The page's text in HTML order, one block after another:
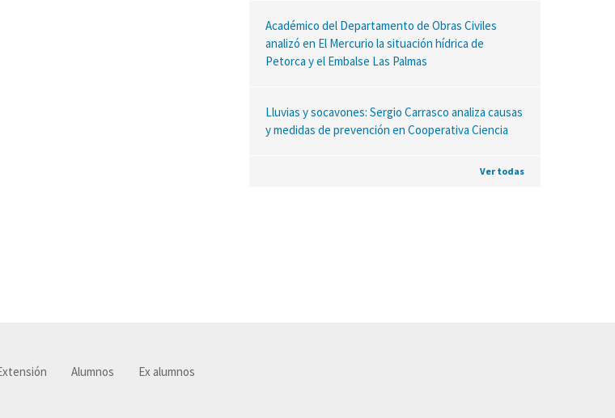
Académico del Departamento de Obras Civiles
analizó en El Mercurio la situación hídrica de
Petorca y el Embalse Las Palmas
Lluvias y socavones: Sergio Carrasco analiza causas
y medidas de prevención en Cooperativa Ciencia
Ver todas
Alumnos Ex alumnos